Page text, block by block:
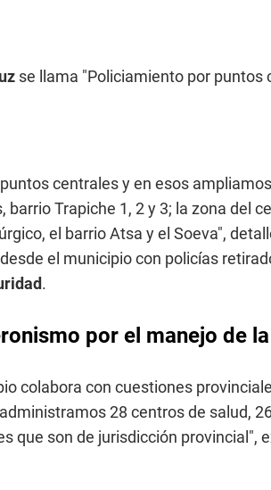
se llama "Policiamiento por puntos
centrales y en esos
Trapiche 1, 2 y 3; la zona del
el barrio Atsa y el Soeva",
el municipio con policías
.
por el manejo de
colabora con cuestiones
28 centros de salud,
que son de jurisdicción provincial",